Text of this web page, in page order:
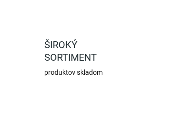
ŠIROKÝ
SORTIMENT
produktov skladom